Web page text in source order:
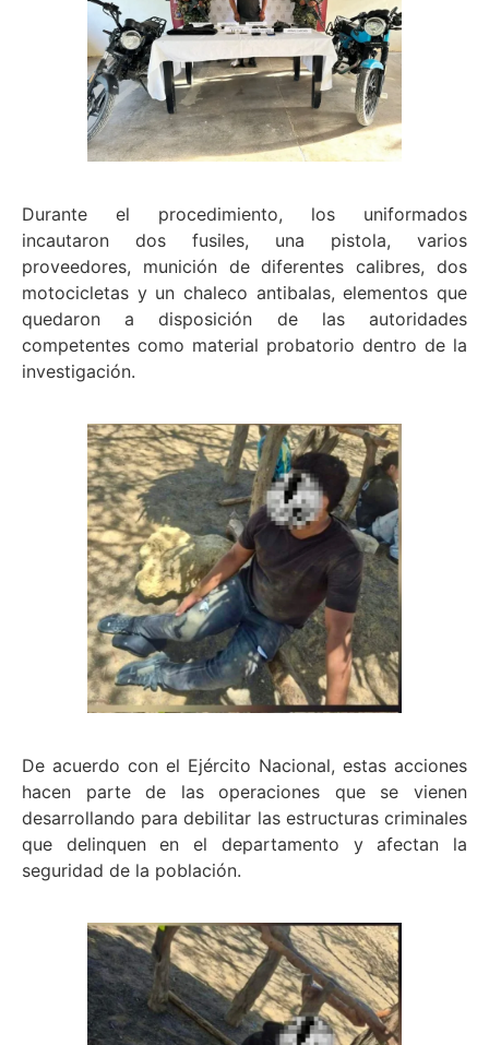
Durante el procedimiento, los uniformados
incautaron dos fusiles, una pistola, varios
proveedores, munición de diferentes calibres, dos
motocicletas y un chaleco antibalas, elementos que
quedaron a disposición de las autoridades
competentes como material probatorio dentro de la
investigación.
De acuerdo con el Ejército Nacional, estas acciones
hacen parte de las operaciones que se vienen
desarrollando para debilitar las estructuras criminales
que delinquen en el departamento y afectan la
seguridad de la población.